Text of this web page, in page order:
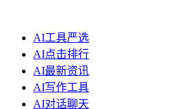
AI工具严选
AI点击排行
AI最新资讯
AI写作工具
AI对话聊天